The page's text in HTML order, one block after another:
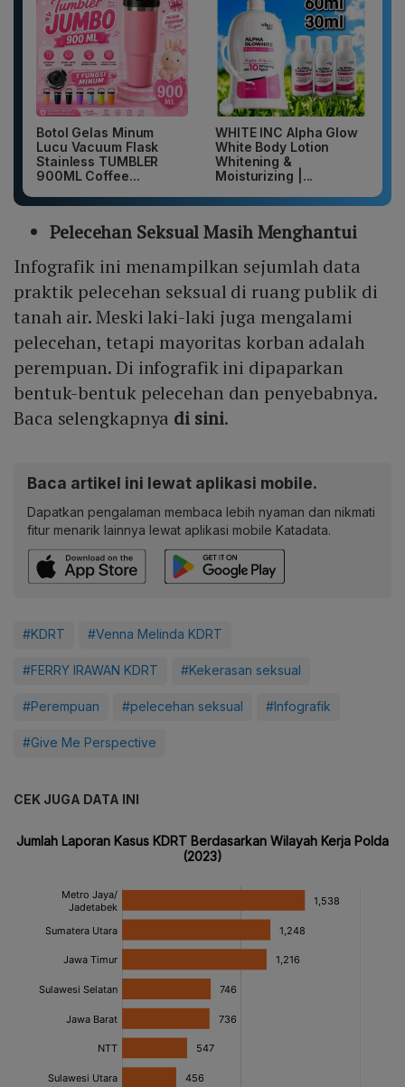
Botol Gelas Minum
Lucu Vacuum Flask
Stainless TUMBLER
900ML Coffee...
WHITE INC Alpha Glow
White Body Lotion
Whitening &
Moisturizing |...
Pelecehan Seksual Masih Menghantui
Infografik ini menampilkan sejumlah data
praktik pelecehan seksual di ruang publik di
tanah air. Meski laki-laki juga mengalami
pelecehan, tetapi mayoritas korban adalah
perempuan. Di infografik ini dipaparkan
bentuk-bentuk pelecehan dan penyebabnya.
Baca selengkapnya di sini.
Baca artikel ini lewat aplikasi mobile.
Dapatkan pengalaman membaca lebih nyaman dan nikmati
fitur menarik lainnya lewat aplikasi mobile Katadata.
#KDRT #Venna Melinda KDRT
#FERRY IRAWAN KDRT #Kekerasan seksual
#Perempuan #pelecehan seksual #Infografik
#Give Me Perspective
CEK JUGA DATA INI